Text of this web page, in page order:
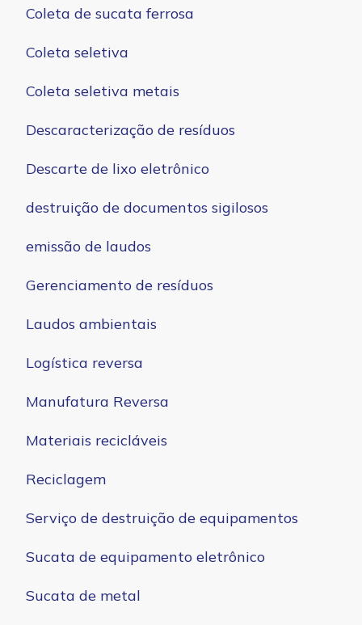
Coleta de sucata ferrosa
Coleta seletiva
Coleta seletiva metais
Descaracterização de resíduos
Descarte de lixo eletrônico
destruição de documentos sigilosos
emissão de laudos
Gerenciamento de resíduos
Laudos ambientais
Logística reversa
Manufatura Reversa
Materiais recicláveis
Reciclagem
Serviço de destruição de equipamentos
Sucata de equipamento eletrônico
Sucata de metal